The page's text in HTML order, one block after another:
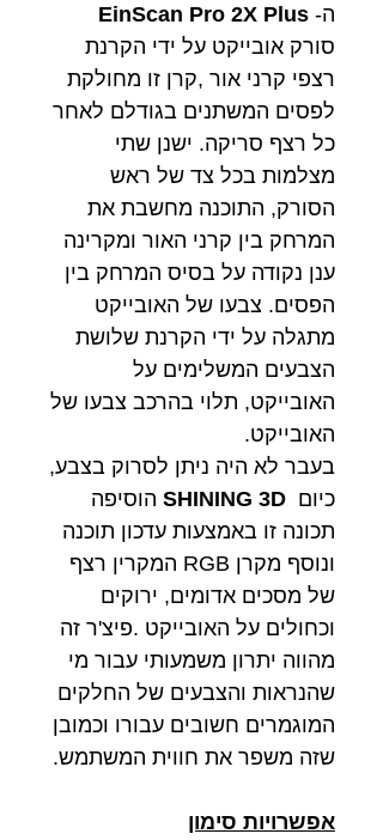
ה- EinScan Pro 2X Plus
סורק אובייקט על ידי הקרנת
רצפי קרני אור ,קרן זו מחולקת
לפסים המשתנים בגודלם לאחר
כל רצף סריקה. ישנן שתי
מצלמות בכל צד של ראש
הסורק, התוכנה מחשבת את
המרחק בין קרני האור ומקרינה
ענן נקודה על בסיס המרחק בין
הפסים. צבעו של האובייקט
מתגלה על ידי הקרנת שלושת
הצבעים המשלימים על
האובייקט, תלוי בהרכב צבעו של
האובייקט.
בעבר לא היה ניתן לסרוק בצבע,
כיום SHINING 3D הוסיפה
תכונה זו באמצעות עדכון תוכנה
ונוסף מקרן RGB המקרין רצף
של מסכים אדומים, ירוקים
וכחולים על האובייקט .פיצ'ר זה
מהווה יתרון משמעותי עבור מי
שהנראות והצבעים של החלקים
המוגמרים חשובים עבורו וכמובן
שזה משפר את חווית המשתמש.
אפשרויות סימון